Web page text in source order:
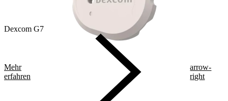
Dexcom G7
Mehr
erfahren
arrow-
right